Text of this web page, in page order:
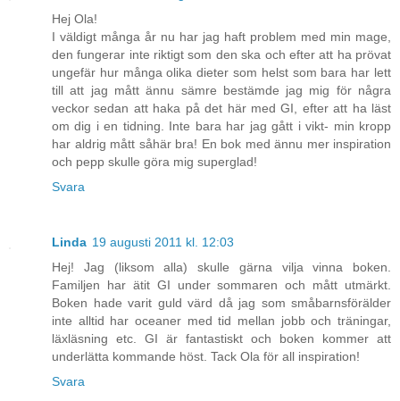
Hej Ola!
I väldigt många år nu har jag haft problem med min mage,
den fungerar inte riktigt som den ska och efter att ha prövat
ungefär hur många olika dieter som helst som bara har lett
till att jag mått ännu sämre bestämde jag mig för några
veckor sedan att haka på det här med GI, efter att ha läst
om dig i en tidning. Inte bara har jag gått i vikt- min kropp
har aldrig mått såhär bra! En bok med ännu mer inspiration
och pepp skulle göra mig superglad!
Svara
Linda 19 augusti 2011 kl. 12:03
Hej! Jag (liksom alla) skulle gärna vilja vinna boken.
Familjen har ätit GI under sommaren och mått utmärkt.
Boken hade varit guld värd då jag som småbarnsförälder
inte alltid har oceaner med tid mellan jobb och träningar,
läxläsning etc. GI är fantastiskt och boken kommer att
underlätta kommande höst. Tack Ola för all inspiration!
Svara